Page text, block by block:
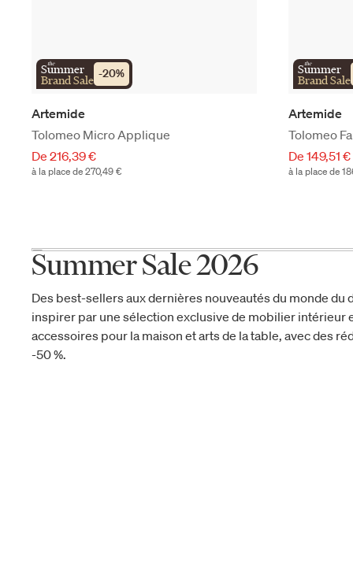
the
Summer
Brand Sale -20%
Artemide
Tolomeo Micro Applique
De 216,39 €
à la place de 270,49 €
the
Summer
Brand Sale
Artemide
Tolomeo
De 149,51 €
à la place de
Summer Sale 2026
Des best-sellers aux dernières nouveautés du monde du
inspirer par une sélection exclusive de mobilier intérieur
accessoires pour la maison et arts de la table, avec des
-50 %.